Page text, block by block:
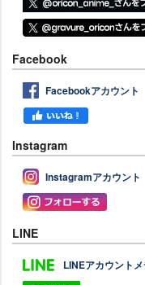
Facebook
Facebookアカウント
Instagram
Instagramアカウント
LINE
LINEアカウント